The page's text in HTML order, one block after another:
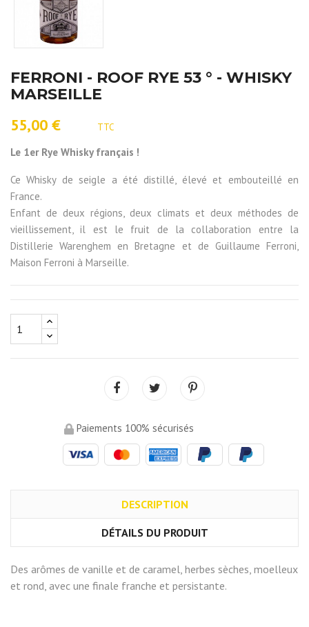
FERRONI - ROOF RYE 53 ° - WHISKY
MARSEILLE
55,00 € TTC
Le 1er Rye Whisky français !
Ce Whisky de seigle a été distillé, élevé et embouteillé en
France.
Enfant de deux régions, deux climats et deux méthodes de
vieillissement, il est le fruit de la collaboration entre la
Distillerie Warenghem en Bretagne et de Guillaume Ferroni,
Maison Ferroni à Marseille.
Paiements 100% sécurisés
DESCRIPTION
DÉTAILS DU PRODUIT
Des arômes de vanille et de caramel, herbes sèches, moelleux
et rond, avec une finale franche et persistante.